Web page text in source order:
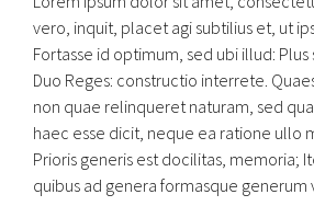
vero, inquit, placet agi subtilius et, ut
Fortasse id optimum, sed ubi illud:
Duo Reges: constructio interrete.
non quae relinqueret naturam, sed
haec esse dicit, neque ea ratione ullo
Prioris generis est docilitas, memoria;
quibus ad genera formasque generum